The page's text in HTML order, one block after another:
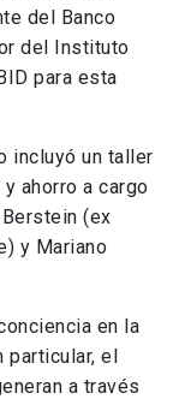
del Banco
del Instituto
para esta
incluyó un taller
ahorro a cargo
(ex
y Mariano
en la
particular, el
a través